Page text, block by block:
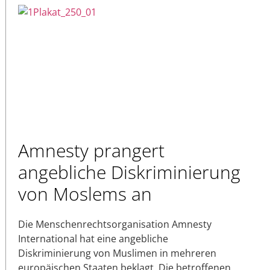
Amnesty prangert
angebliche Diskriminierung
von Moslems an
Die Menschenrechtsorganisation Amnesty
International hat eine angebliche
Diskriminierung von Muslimen in mehreren